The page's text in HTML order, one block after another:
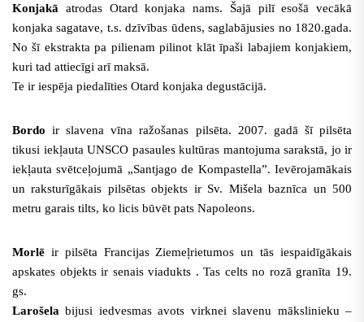
Konjakā atrodas Otard konjaka nams. Šajā pilī esošā vecākā
konjaka sagatave, t.s. dzīvības ūdens, saglabājusies no 1820.gada.
No šī ekstrakta pa pilienam pilinot klāt īpaši labajiem konjakiem,
kuri tad attiecīgi arī maksā.
Te ir iespēja piedalīties Otard konjaka degustācijā.
Bordoir slavena vīna ražošanas pilsēta. 2007. gadā šī pilsēta
tikusi iekļauta UNSCO pasaules kultūras mantojuma sarakstā, jo ir
iekļauta svētceļojumā „Santjago de Kompastella”. Ievērojamākais
un raksturīgākais pilsētas objekts ir Sv. Mišela baznīca un 500
metru garais tilts, ko licis būvēt pats Napoleons.
Morlē ir pilsēta Francijas Ziemeļrietumos un tās iespaidīgākais
apskates objekts ir senais viadukts . Tas celts no rozā granīta 19.
gs.
Larošela bijusi iedvesmas avots virknei slavenu mākslinieku –